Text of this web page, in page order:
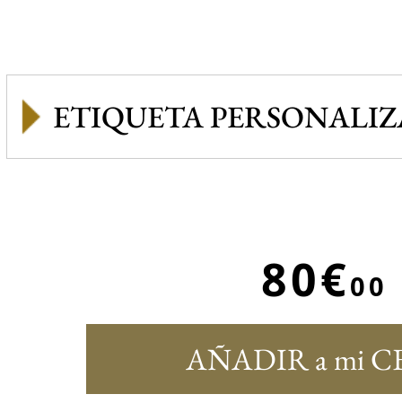
ETIQUETA
80€00
AÑADIR a mi